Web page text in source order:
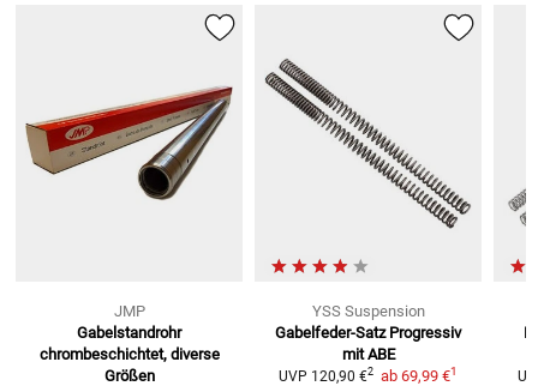
JMP
Gabelstandrohr
chrombeschichtet, diverse
Größen
YSS Suspension
Gabelfeder-Satz Progressiv
mit ABE
UVP 120,90 €2 ab 69,99 €1